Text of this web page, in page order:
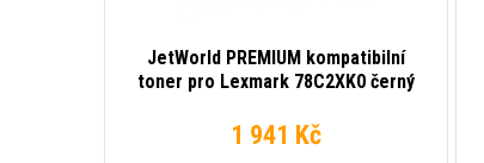
JetWorld PREMIUM kompatibilní
toner pro Lexmark 78C2XK0 černý
1 941 Kč